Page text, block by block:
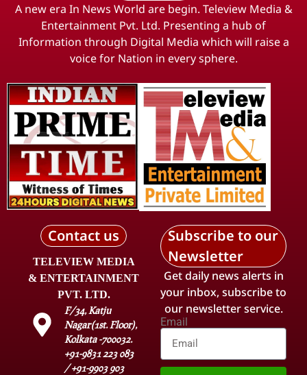
A new era In News World are begin. Teleview Media &
Entertainment Pvt. Ltd. Presenting a hub of
Information through Digital Media which will raise a
voice for Nation in every sphere.
Contact us
TELEVIEW MEDIA
& ENTERTAINMENT
PVT. LTD.
F/34, Katju
Nagar(1st. Floor),
Kolkata -700032.
+91-9831 223 083
/ +91-9903 903
Subscribe to our
Newsletter
Get daily news alerts in
your inbox, subscribe to
our newsletter service.
Email